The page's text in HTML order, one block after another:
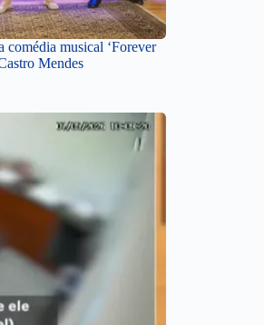
comédia musical ‘Forever
Mendes